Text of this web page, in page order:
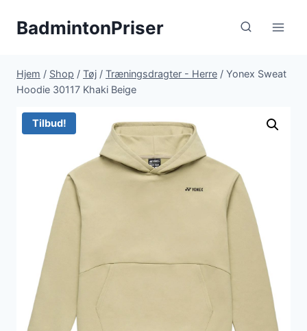
BadmintonPriser
Hjem / Shop / Tøj / Træningsdragter - Herre / Yonex Sweat
Hoodie 30117 Khaki Beige
Tilbud!